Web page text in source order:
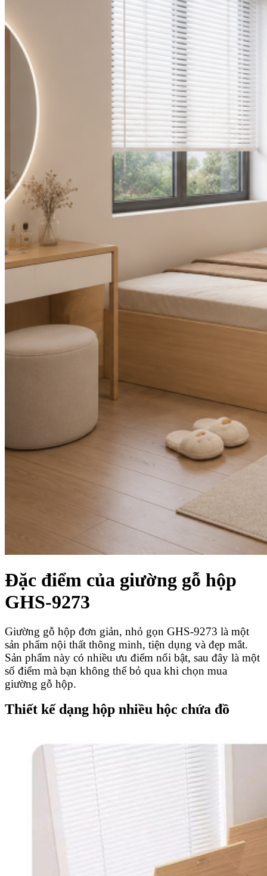
Đặc điểm của giường gỗ hộp
GHS-9273
Giường gỗ hộp đơn giản, nhỏ gọn GHS-9273 là một
sản phẩm nội thất thông minh, tiện dụng và đẹp mắt.
Sản phẩm này có nhiều ưu điểm nổi bật, sau đây là một
số điểm mà bạn không thể bỏ qua khi chọn mua
giường gỗ hộp.
Thiết kế dạng hộp nhiều hộc chứa đồ